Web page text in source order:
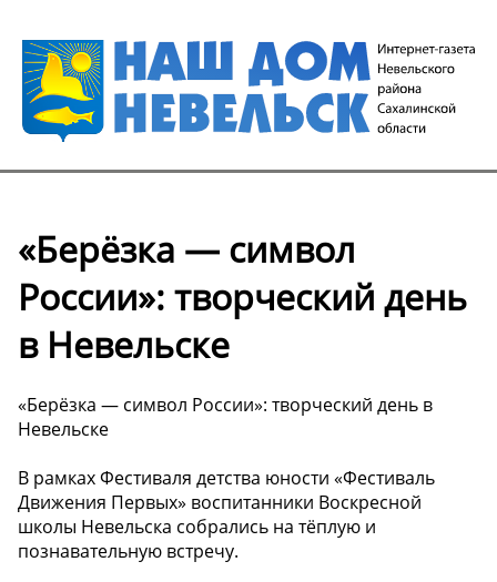
«Берёзка — символ
России»: творческий день
в Невельске
«Берёзка — символ России»: творческий день в
Невельске
В рамках Фестиваля детства юности «Фестиваль
Движения Первых» воспитанники Воскресной
школы Невельска собрались на тёплую и
познавательную встречу.